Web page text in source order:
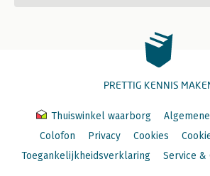
PRETTIG KENNIS
Thuiswinkel waarborg
Colofon
Privacy Cookies
Toegankelijkheidsverklaring
Service &